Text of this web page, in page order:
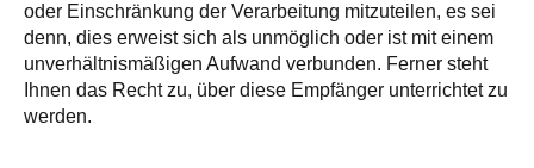
oder Einschränkung der Verarbeitung mitzuteilen, es sei
denn, dies erweist sich als unmöglich oder ist mit einem
unverhältnismäßigen Aufwand verbunden. Ferner steht
Ihnen das Recht zu, über diese Empfänger unterrichtet zu
werden.